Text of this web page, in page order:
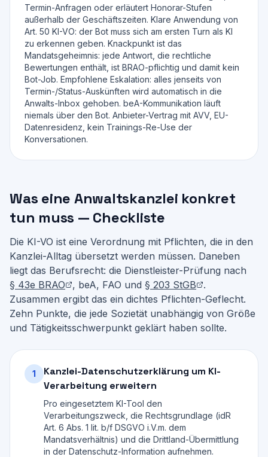
Termin-Anfragen oder erläutert Honorar-Stufen
außerhalb der Geschäftszeiten. Klare Anwendung von
Art. 50 KI-VO: der Bot muss sich am ersten Turn als KI
zu erkennen geben. Knackpunkt ist das
Mandatsgeheimnis: jede Antwort, die rechtliche
Bewertungen enthält, ist BRAO-pflichtig und damit kein
Bot-Job. Empfohlene Eskalation: alles jenseits von
Termin-/Status-Auskünften wird automatisch in die
Anwalts-Inbox gehoben. beA-Kommunikation läuft
niemals über den Bot. Anbieter-Vertrag mit AVV, EU-
Datenresidenz, kein Trainings-Re-Use der
Konversationen.
Was eine Anwaltskanzlei konkret
tun muss — Checkliste
Die KI-VO ist eine Verordnung mit Pflichten, die in den
Kanzlei-Alltag übersetzt werden müssen. Daneben
liegt das Berufsrecht: die Dienstleister-Prüfung nach
§ 43e BRAO
, beA, FAO und § 203 StGB
.
Zusammen ergibt das ein dichtes Pflichten-Geflecht.
Zehn Punkte, die jede Sozietät unabhängig von Größe
und Tätigkeitsschwerpunkt geklärt haben sollte.
1
Kanzlei-Datenschutzerklärung um KI-
Verarbeitung erweitern
Pro eingesetztem KI-Tool den
Verarbeitungszweck, die Rechtsgrundlage (idR
Art. 6 Abs. 1 lit. b/f DSGVO i.V.m. dem
Mandatsverhältnis) und die Drittland-Übermittlung
in der Datenschutz-Information aufnehmen.